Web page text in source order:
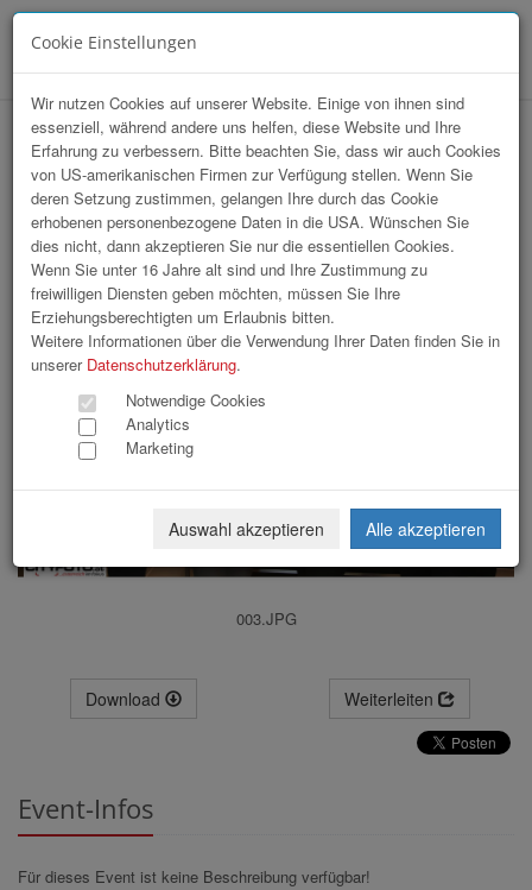
hr-lounge Mitte zu Gast bei Greiner
Holding AG
003.JPG
Download Weiterleiten
Event-Infos
Für dieses Event ist keine Beschreibung verfügbar!
Cookie Einstellungen
Wir nutzen Cookies auf unserer Website. Einige von ihnen sind
essenziell, während andere uns helfen, diese Website und Ihre
Erfahrung zu verbessern. Bitte beachten Sie, dass wir auch Cookies
von US-amerikanischen Firmen zur Verfügung stellen. Wenn Sie
deren Setzung zustimmen, gelangen Ihre durch das Cookie
erhobenen personenbezogene Daten in die USA. Wünschen Sie
dies nicht, dann akzeptieren Sie nur die essentiellen Cookies.
Wenn Sie unter 16 Jahre alt sind und Ihre Zustimmung zu
freiwilligen Diensten geben möchten, müssen Sie Ihre
Erziehungsberechtigten um Erlaubnis bitten.
Weitere Informationen über die Verwendung Ihrer Daten finden Sie in
unserer Datenschutzerklärung.
Notwendige Cookies
Analytics
Marketing
Auswahl akzeptieren Alle akzeptieren